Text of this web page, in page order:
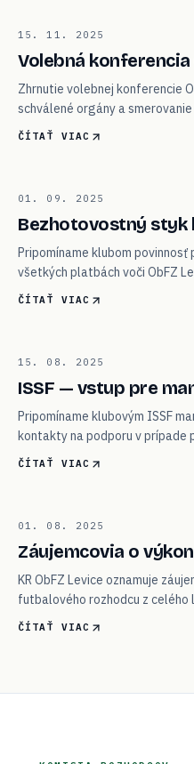
03
KONFERENCIA
15. 11. 2025
Volebná konferencia
Zhrnutie volebnej konferencie
schválené orgány a
obdobie.
ČÍTAŤ VIAC
04
SEKRETARIÁT
01. 09. 2025
Bezhotovostný styk
Pripomíname klubom
všetkých platbách voči ObFZ
ČÍTAŤ VIAC
05
ISSF
15. 08. 2025
ISSF — vstup pre
Pripomíname klubovým ISSF
kontakty na podporu v prípade
ČÍTAŤ VIAC
06
ROZHODCOVIA
01. 08. 2025
Záujemcovia o
KR ObFZ Levice oznamuje
futbalového rozhodcu z celého
kontaktu.
ČÍTAŤ VIAC